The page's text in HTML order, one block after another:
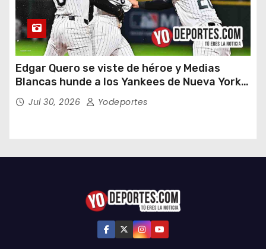
Edgar Quero se viste de héroe y Medias
Blancas hunde a los Yankees de Nueva York
en doce entradas
Jul 30, 2026 Yodeportes